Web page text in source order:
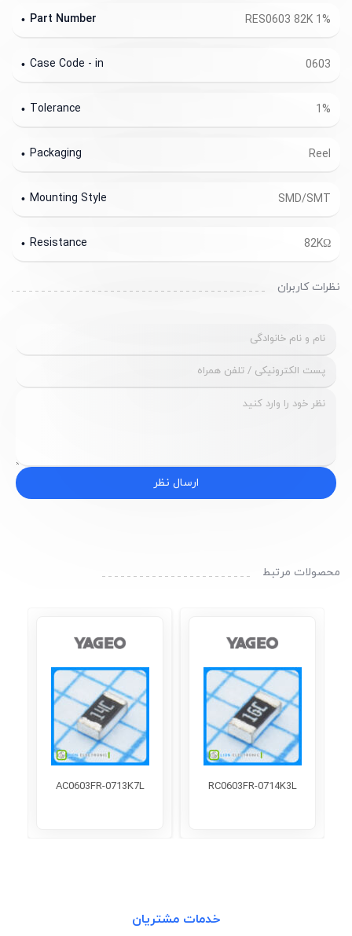
RES0603 82K 1%
Part Number
0603
Case Code - in
1%
Tolerance
Reel
Packaging
SMD/SMT
Mounting Style
82KΩ
Resistance
نظرات کاربران
ارسال نظر
محصولات مرتبط
RC0603FR-0714K3L
AC0603FR-0713K7L
خدمات مشتریان